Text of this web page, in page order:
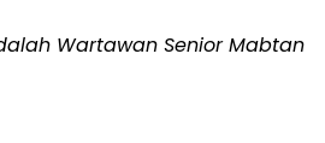
Wartawan Senior Mabtan